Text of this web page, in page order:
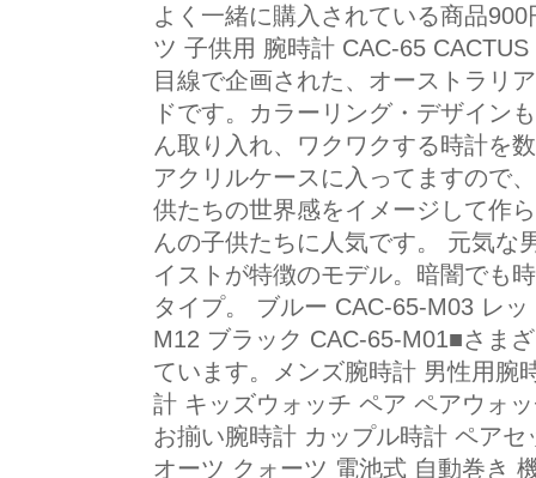
よく一緒に購入されている商品
ツ 子供用 腕時計 CAC-65
目線で企画された、オーストラリ
ドです。カラーリング・デザイン
ん取り入れ、ワクワクする時計を
アクリルケースに入ってますので
供たちの世界感をイメージして作
んの子供たちに人気です。 元気な
イストが特徴のモデル。暗闇でも
タイプ。 ブルー CAC-65-M03 レ
M12 ブラック CAC-65-M01■さま
ています。メンズ腕時計 男性用腕
計 キッズウォッチ ペア ペアウォ
お揃い腕時計 カップル時計 ペア
オーツ クォーツ 電池式 自動巻き